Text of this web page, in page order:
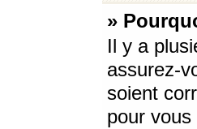
»
Il y a
assurez-
soient
pour